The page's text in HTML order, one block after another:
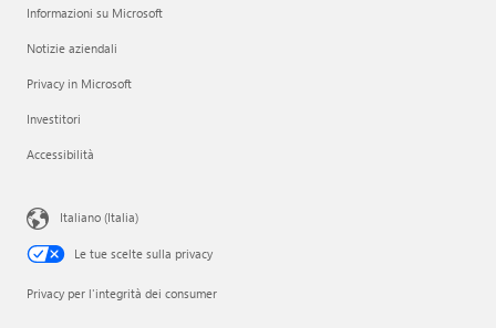
Informazioni su Microsoft
Notizie aziendali
Privacy in Microsoft
Investitori
Accessibilità
Italiano (Italia)
Le tue scelte sulla privacy
Privacy per l'integrità dei consumer